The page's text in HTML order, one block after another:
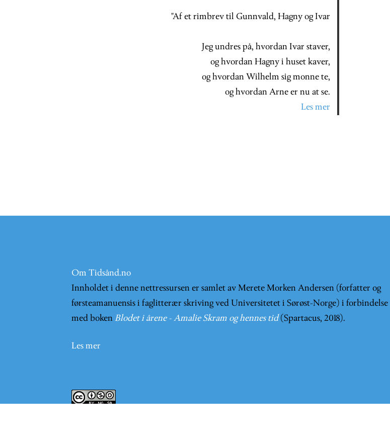
"Af et rimbrev til Gunnvald, Hagny og Ivar
Jeg undres på, hvordan Ivar staver,
og hvordan Hagny i huset kaver,
og hvordan Wilhelm sig monne te,
og hvordan Arne er nu at se.
Les mer
Om Tidsånd.no
Innholdet i denne nettressursen er samlet av Merete Morken Andersen (forfatter og
førsteamanuensis i faglitterær skriving ved Universitetet i Sørøst-Norge) i forbindelse
med boken Blodet i årene - Amalie Skram og hennes tid (Spartacus, 2018).
Les mer